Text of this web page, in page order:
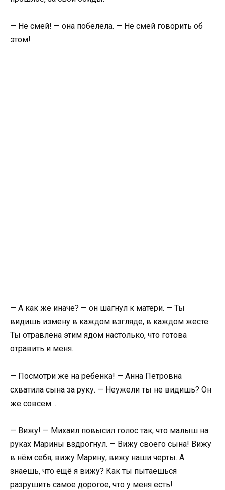
— Не смей! — она побелела. — Не смей говорить об
этом!
— А как же иначе? — он шагнул к матери. — Ты
видишь измену в каждом взгляде, в каждом жесте.
Ты отравлена этим ядом настолько, что готова
отравить и меня.
— Посмотри же на ребёнка! — Анна Петровна
схватила сына за руку. — Неужели ты не видишь? Он
же совсем…
— Вижу! — Михаил повысил голос так, что малыш на
руках Марины вздрогнул. — Вижу своего сына! Вижу
в нём себя, вижу Марину, вижу наши черты. А
знаешь, что ещё я вижу? Как ты пытаешься
разрушить самое дорогое, что у меня есть!